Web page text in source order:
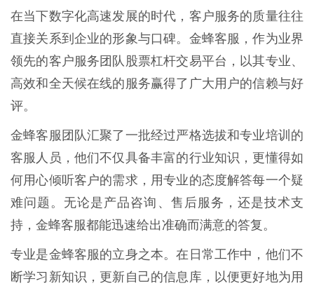
在当下数字化高速发展的时代，客户服务的质量往往
直接关系到企业的形象与口碑。金蜂客服，作为业界
领先的客户服务团队股票杠杆交易平台，以其专业、
高效和全天候在线的服务赢得了广大用户的信赖与好
评。
金蜂客服团队汇聚了一批经过严格选拔和专业培训的
客服人员，他们不仅具备丰富的行业知识，更懂得如
何用心倾听客户的需求，用专业的态度解答每一个疑
难问题。无论是产品咨询、售后服务，还是技术支
持，金蜂客服都能迅速给出准确而满意的答复。
专业是金蜂客服的立身之本。在日常工作中，他们不
断学习新知识，更新自己的信息库，以便更好地为用